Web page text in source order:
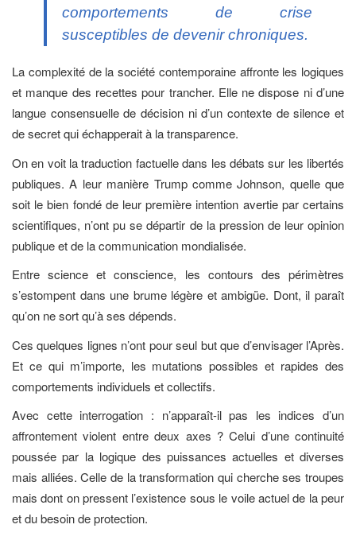
comportements de crise
susceptibles de devenir chroniques.
La complexité de la société contemporaine affronte les logiques
et manque des recettes pour trancher. Elle ne dispose ni d’une
langue consensuelle de décision ni d’un contexte de silence et
de secret qui échapperait à la transparence.
On en voit la traduction factuelle dans les débats sur les libertés
publiques. A leur manière Trump comme Johnson, quelle que
soit le bien fondé de leur première intention avertie par certains
scientifiques, n’ont pu se départir de la pression de leur opinion
publique et de la communication mondialisée.
Entre science et conscience, les contours des périmètres
s’estompent dans une brume légère et ambigüe. Dont, il paraît
qu’on ne sort qu’à ses dépends.
Ces quelques lignes n’ont pour seul but que d’envisager l’Après.
Et ce qui m’importe, les mutations possibles et rapides des
comportements individuels et collectifs.
Avec cette interrogation : n’apparaît-il pas les indices d’un
affrontement violent entre deux axes ? Celui d’une continuité
poussée par la logique des puissances actuelles et diverses
mais alliées. Celle de la transformation qui cherche ses troupes
mais dont on pressent l’existence sous le voile actuel de la peur
et du besoin de protection.